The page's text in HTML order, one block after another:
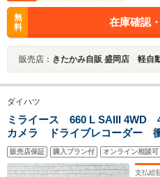
無
料
在庫確認
販売店： きたかみ自販 盛岡店 軽自
ダイハツ
ミライース 660 L SAIII
カメラ ドライブレコーダー
レーンキープアシスト 横滑
冬タイヤ4本車載 フロアマッ
販売店保証 購入プラン付 オンライン相談可
支払総